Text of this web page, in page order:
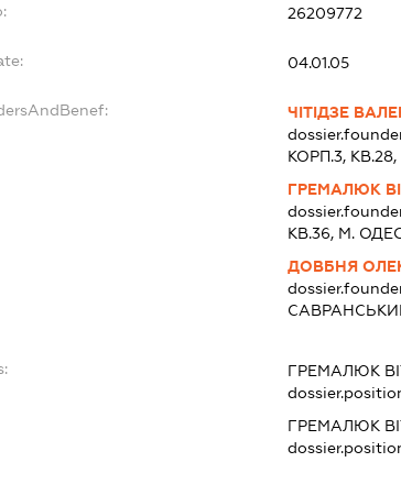
26209772
04.01.05
ЧІТІДЗЕ
КОРП.3,
ГРЕМАЛЮК
КВ.36, М.
ДОВБНЯ
ГРЕМАЛЮК
ГРЕМАЛЮК